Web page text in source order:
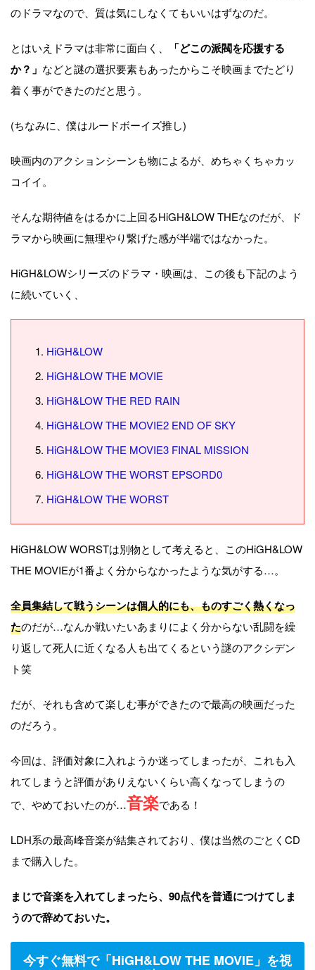
のドラマなので、質は気にしなくてもいいはずなのだ。
とはいえドラマは非常に面白く、
「どこの派閥を応援する
か？」 などと謎の選択要素もあったからこそ映画までたどり
着く事ができたのだと思う。
(ちなみに、僕はルードボーイズ推し)
映画内のアクションシーンも物によるが、めちゃくちゃカッ
コイイ。
そんな期待値をはるかに上回るHiGH&LOW THEなのだが、ド
ラマから映画に無理やり繋げた感が半端ではなかった。
HiGH&LOWシリーズのドラマ・映画は、この後も下記のよう
に続いていく、
HiGH&LOW
HiGH&LOW THE MOVIE
HiGH&LOW THE RED RAIN
HiGH&LOW THE MOVIE2 END OF SKY
HiGH&LOW THE MOVIE3 FINAL MISSION
HiGH&LOW THE WORST EPSORD0
HiGH&LOW THE WORST
HiGH&LOW WORSTは別物として考えると、このHiGH&LOW
THE MOVIEが1番よく分からなかったような気がする…。
全員集結して戦うシーンは個人的にも、ものすごく熱くなっ
たのだが…なんか戦いたいあまりによく分からない乱闘を繰
り返して死人に近くなる人も出てくるという謎のアクシデン
ト笑
だが、それも含めて楽しむ事ができたので最高の映画だった
のだろう。
今回は、評価対象に入れようか迷ってしまったが、これも入
れてしまうと評価がありえないくらい高くなってしまうの
で、やめておいたのが…音楽である！
LDH系の最高峰音楽が結集されており、僕は当然のごとくCD
まで購入した。
まじで音楽を入れてしまったら、90点代を普通につけてしま
うので辞めておいた。
今すぐ無料で「HiGH&LOW THE MOVIE」を視